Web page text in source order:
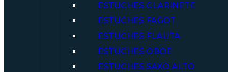
ESTUCHES CLARINETE
ESTUCHES FAGOT
ESTUCHES FLAUTA
ESTUCHES OBOE
ESTUCHES SAXO ALTO